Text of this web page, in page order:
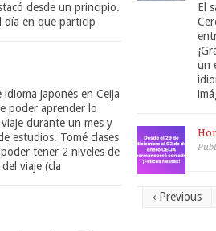
desde un principio.
día en que particip
idioma japonés en Ceija
poder aprender lo
durante un mes y
estudios. Tomé clases
tener 2 niveles de
viaje (cla
El
un
‹ Previous